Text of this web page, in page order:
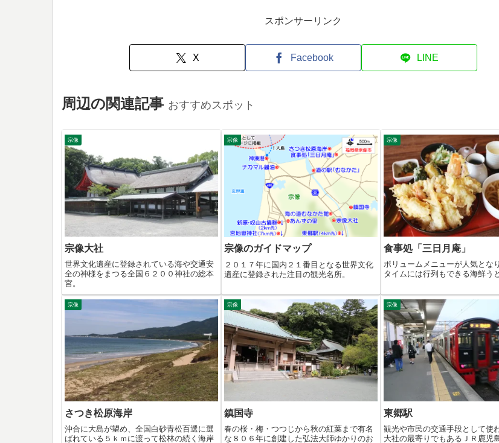
スポンサーリンク
X Facebook LINE
周辺の関連記事 おすすめスポット
宗像
宗像大社
世界文化遺産に登録されている海や交通安
全の神様をまつる全国６２００神社の総本
宮。
宗像
宗像のガイドマップ
２０１７年に国内２１番目となる世界文化
遺産に登録された注目の観光名所。
宗像
食事処「三日月庵」
ボリュームメニューが人気とな
タイムには行列もできる海鮮う
宗像
さつき松原海岸
沖合に大島が望め、全国白砂青松百選に選
ばれている５ｋｍに渡って松林の続く海岸
宗像
鎮国寺
春の桜・梅・つつじから秋の紅葉まで有名
な８０６年に創建した弘法大師ゆかりのお
宗像
東郷駅
観光や市民の交通手段として使
大社の最寄りでもあるＪＲ鹿児